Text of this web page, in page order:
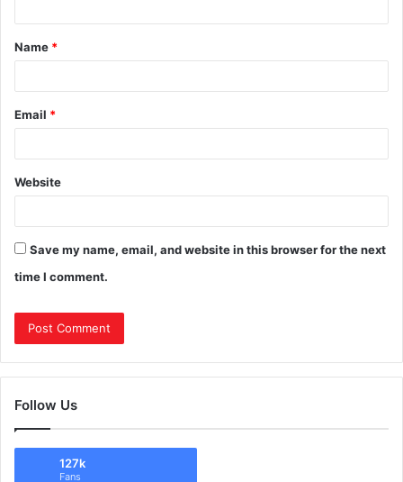
Name *
Email *
Website
Save my name, email, and website in this browser for the next
time I comment.
Follow Us
127k
Fans